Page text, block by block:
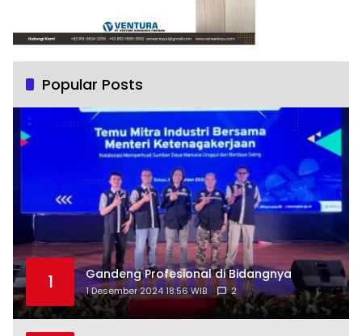
Popular Posts
1 Gandeng Profesional di Bidangnya
1 Desember 2024 18:56 WIB 2